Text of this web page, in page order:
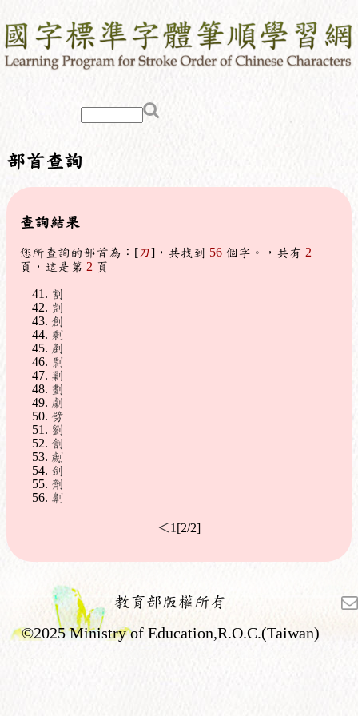
部首查詢
查詢結果
您所查詢的部首為：[刀]，共找到 56 個字。，共有 2
頁，這是第 2 頁
割
剴
創
剩
剷
剽
剿
劃
劇
劈
劉
劊
劌
劍
劑
劓
＜1 [2/2]
教育部版權所有
©2025 Ministry of Education,R.O.C.(Taiwan)